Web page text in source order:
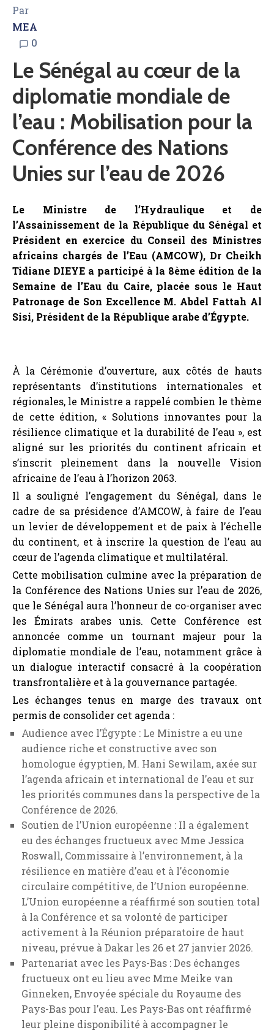
Le Ministre de l’Hydraulique et de
l’Assainissement de la République du Sénégal et
Président en exercice du Conseil des Ministres
africains chargés de l’Eau (AMCOW), Dr Cheikh
Tidiane DIEYE a participé à la 8ème édition de la
Semaine de l’Eau du Caire, placée sous le Haut
Patronage de Son Excellence M. Abdel Fattah Al
Sisi, Président de la République arabe d’Égypte.
À la Cérémonie d’ouverture, aux côtés de hauts
régionales, le Ministre a rappelé combien le thème
de cette édition, « Solutions innovantes pour la
résilience climatique et la durabilité de l’eau », est
aligné sur les priorités du continent africain et
s’inscrit pleinement dans la nouvelle Vision
africaine de l’eau à l’horizon 2063.
Il a souligné l’engagement du Sénégal, dans le
cadre de sa présidence d’AMCOW, à faire de l’eau
cœur de l’agenda climatique et multilatéral.
Cette mobilisation culmine avec la préparation de
la Conférence des Nations Unies sur l’eau de 2026,
que le Sénégal aura l’honneur de co-organiser avec
les Émirats arabes unis. Cette Conférence est
annoncée comme un tournant majeur pour la
diplomatie mondiale de l’eau, notamment grâce à
un dialogue interactif consacré à la coopération
transfrontalière et à la gouvernance partagée.
Les échanges tenus en marge des travaux ont
permis de consolider cet agenda :
Audience avec l’Égypte : Le Ministre a eu une
audience riche et constructive avec son
homologue égyptien, M. Hani Sewilam, axée sur
l’agenda africain et international de l’eau et sur
les priorités communes dans la perspective de la
Conférence de 2026.
Soutien de l’Union européenne : Il a également
eu des échanges fructueux avec Mme Jessica
Roswall, Commissaire à l’environnement, à la
résilience en matière d’eau et à l’économie
circulaire compétitive, de l’Union européenne.
L’Union européenne a réaffirmé son soutien total
à la Conférence et sa volonté de participer
activement à la Réunion préparatoire de haut
niveau, prévue à Dakar les 26 et 27 janvier 2026.
Partenariat avec les Pays-Bas : Des échanges
fructueux ont eu lieu avec Mme Meike van
Ginneken, Envoyée spéciale du Royaume des
Pays-Bas pour l’eau. Les Pays-Bas ont réaffirmé
leur pleine disponibilité à accompagner le
Sénégal et les Émirats arabes unis pour faire de
cette Conférence un succès collectif et
historique.
Le Ministre s’est félicité de la tenue, au Caire, de la
consultation régionale MENA en appui au
processus préparatoire de la Conférence de 2026.
Cette initiative témoigne de l’engagement
régional et de la volonté collective de contribuer
activement à une gouvernance mondiale de l’eau
plus solidaire et durable.
Dr Cheikh Tidiane Dieye poursuit ses discussions